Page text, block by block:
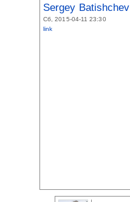
Sergey Batishchev
Сб, 2015-04-11 23:30
link